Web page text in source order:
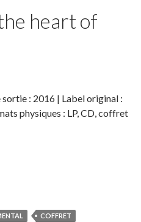
heart of
sortie : 2016 | Label original :
physiques : LP, CD, coffret
2 : the heart of noise
COFFRET